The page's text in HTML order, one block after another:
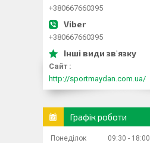
+380667660395
+380667660395
Сайт
http://sportmaydan.com.ua/
Графік роботи
Понеділок 09:30
18:00